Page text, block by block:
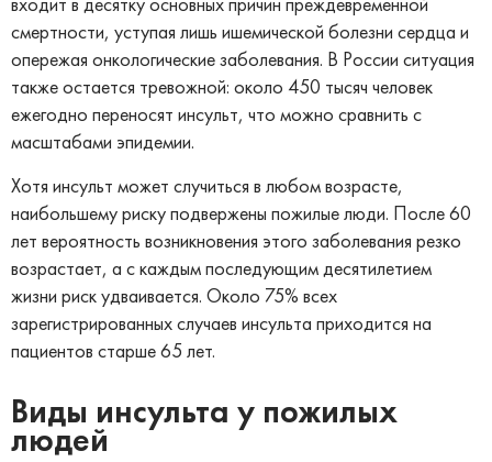
смертности, уступая лишь ишемической болезни сердца и
опережая онкологические заболевания. В России ситуация
также остается тревожной: около 450 тысяч человек
ежегодно переносят инсульт, что можно сравнить с
масштабами эпидемии.
Хотя инсульт может случиться в любом возрасте,
наибольшему риску подвержены пожилые люди. После 60
лет вероятность возникновения этого заболевания резко
возрастает, а с каждым последующим десятилетием
жизни риск удваивается. Около 75% всех
зарегистрированных случаев инсульта приходится на
пациентов старше 65 лет.
Виды инсульта у пожилых
людей